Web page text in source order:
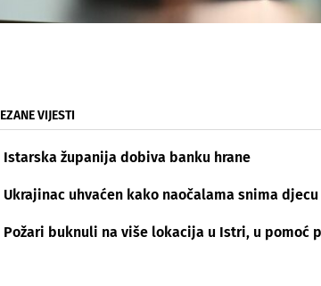
VIJESTI
Istarska županija dobiva banku hrane
Ukrajinac uhvaćen kako naočalama snima
Požari buknuli na više lokacija u Istri, u pomoć